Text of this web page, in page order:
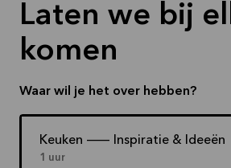
Laten we bij
komen
Waar wil je het over hebben?
Keuken -- Inspiratie & Ideeën
1 uur